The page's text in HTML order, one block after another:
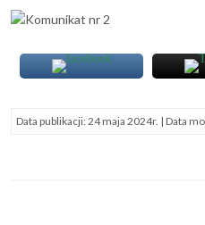
Data publikacji:24 maja 2024r. | Data